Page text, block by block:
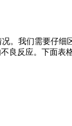
。我们需要仔细
良反应。下面表